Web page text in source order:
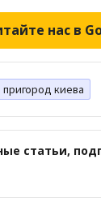
нас в
пригород киева
статьи,